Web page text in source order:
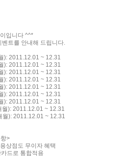
입니다 ^^*
트를 안내해 드립니다.
): 2011.12.01 ~ 12.31
): 2011.12.01 ~ 12.31
): 2011.12.01 ~ 12.31
): 2011.12.01 ~ 12.31
): 2011.12.01 ~ 12.31
): 2011.12.01 ~ 12.31
): 2011.12.01 ~ 12.31
): 2011.12.01 ~ 12.31
월): 2011.12.01 ~ 12.31
>
상점도 무이자 혜택
드로 통합적용